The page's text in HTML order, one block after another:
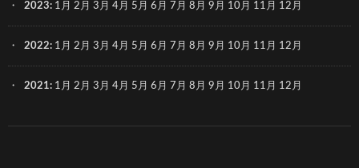
2023: 1月 2月 3月 4月 5月 6月 7月 8月 9月 10月 11月 12月
2022: 1月 2月 3月 4月 5月 6月 7月 8月 9月 10月 11月 12月
2021: 1月 2月 3月 4月 5月 6月 7月 8月 9月 10月 11月 12月